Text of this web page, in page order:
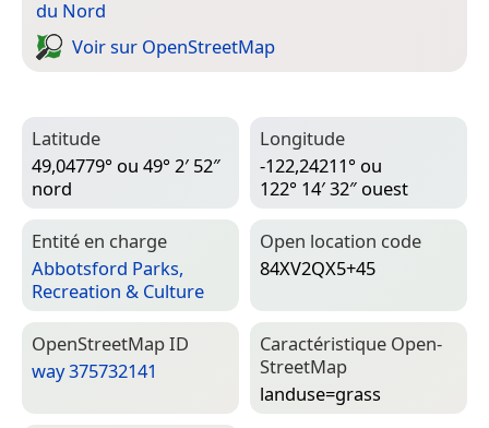
du Nord
Voir sur Open­Street­Map
Latitude
49,04779° ou 49° 2′ 52″
nord
Longitude
-122,24211° ou
122° 14′ 32″ ouest
Entité en charge
Abbotsford Parks,
Recreation & Culture
Open location code
84XV2QX5+45
Open­Street­Map ID
way 375732141
Caractéristique Open­
Street­Map
landuse=­grass